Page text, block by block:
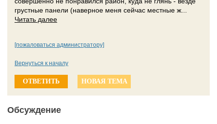
грустные панели (наверное меня сейчас местные ж...
Читать далее
[пожаловаться администратору]
Вернуться к началу
ОТВЕТИТЬ НОВАЯ ТЕМА
Обсуждение